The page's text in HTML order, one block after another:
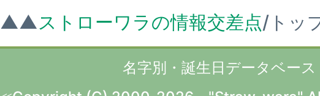
▲▲ストローワラの情報交差点/トッ
名字別・誕生日データベース